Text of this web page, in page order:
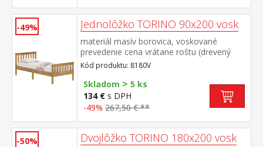
police rozmer knižnice 8070V (š/h/v) 85 × 37
× 190 cm rozmer knižnice 8071V (š/h/v) 85
× 37 × 190 cm rozmer vitríny 8072V (š/h/v)
85 × 37 × 190 cm
-49% Jednolôžko TORINO 90x200 vosk
materiál masív borovica, voskované
prevedenie cena vrátane roštu (drevený
latkový) bez matraca odporúčaný rozmer
matraca 90 × 200 cm
Kód produktu: 8180V
Skladom > 5 ks
134 € s DPH
-49% 267,50 € **
-50% Dvojlôžko TORINO 180x200 vosk